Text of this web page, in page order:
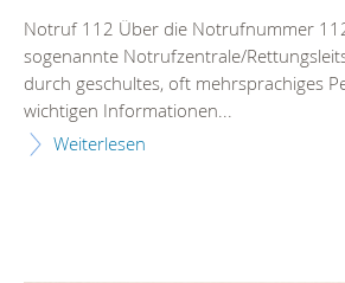
Notruf 112 Über die Notrufnummer
sogenannte Notrufzentrale/
durch geschultes, oft mehrsprachiges
wichtigen Informationen...
Weiterlesen